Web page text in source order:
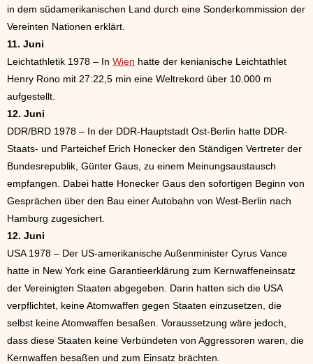
in dem südamerikanischen Land durch eine Sonderkommission der
Vereinten Nationen erklärt.
11. Juni
Leichtathletik 1978 – In Wien hatte der kenianische Leichtathlet
Henry Rono mit 27:22,5 min eine Weltrekord über 10.000 m
aufgestellt.
12. Juni
DDR/BRD 1978 – In der DDR-Hauptstadt Ost-Berlin hatte DDR-
Staats- und Parteichef Erich Honecker den Ständigen Vertreter der
Bundesrepublik, Günter Gaus, zu einem Meinungsaustausch
empfangen. Dabei hatte Honecker Gaus den sofortigen Beginn von
Gesprächen über den Bau einer Autobahn von West-Berlin nach
Hamburg zugesichert.
12. Juni
USA 1978 – Der US-amerikanische Außenminister Cyrus Vance
hatte in New York eine Garantieerklärung zum Kernwaffeneinsatz
der Vereinigten Staaten abgegeben. Darin hatten sich die USA
verpflichtet, keine Atomwaffen gegen Staaten einzusetzen, die
selbst keine Atomwaffen besaßen. Voraussetzung wäre jedoch,
dass diese Staaten keine Verbündeten von Aggressoren waren, die
Kernwaffen besaßen und zum Einsatz brächten.